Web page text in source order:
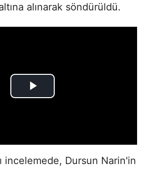
alınarak söndürüldü.
incelemede, Dursun Narin'in